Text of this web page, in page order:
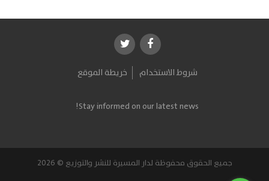
شروط الاستخدام خريطة الموقع
Stay informed on our latest news!
جميع الحقوق محفوظة لدار المسيرة للنشر والتوزيع © 2026